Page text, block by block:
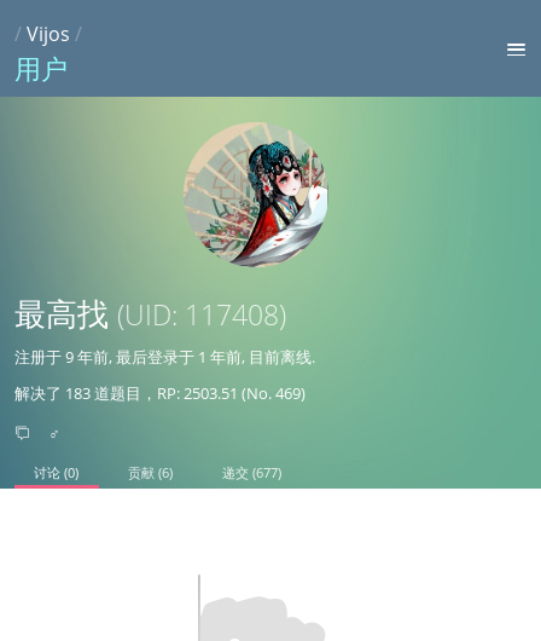
/Vijos /
用户
最高找 (UID: 117408)
注册于9 年前, 最后登录于 1 年前, 目前离线.
解决了 183 道题目，RP: 2503.51 (No. 469)
♂
讨论 (0) 贡献 (6) 递交 (677)